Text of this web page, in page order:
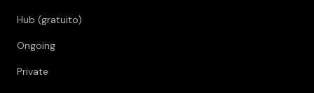
Hub (gratuito)
Ongoing
Private